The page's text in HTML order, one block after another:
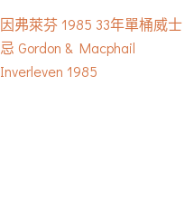
因弗萊芬 1985 33年單桶威士
忌 Gordon & Macphail
Inverleven 1985